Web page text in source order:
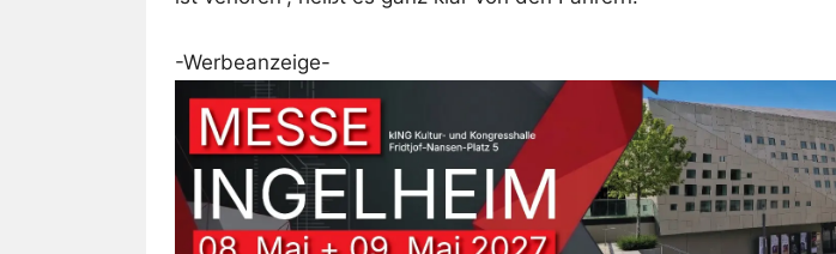
-Werbeanzeige-